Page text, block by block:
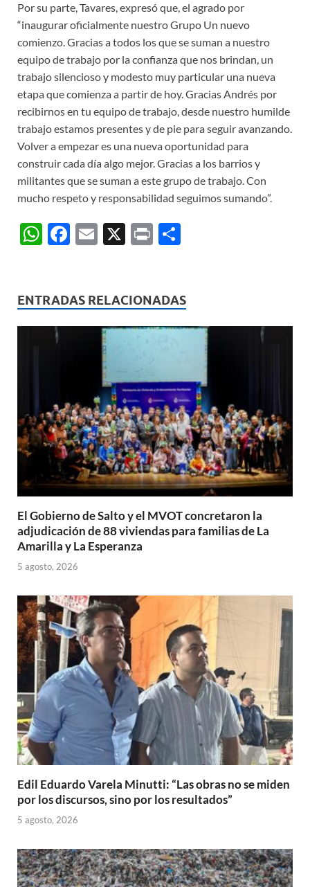
Por su parte, Tavares, expresó que, el agrado por
“inaugurar oficialmente nuestro Grupo Un nuevo
comienzo. Gracias a todos los que se suman a nuestro
equipo de trabajo por la confianza que nos brindan, un
trabajo silencioso y modesto muy particular una nueva
etapa que comienza a partir de hoy. Gracias Andrés por
recibirnos en tu equipo de trabajo, desde nuestro humilde
trabajo estamos presentes y de pie para seguir avanzando.
Volver a empezar es una nueva oportunidad para
construir cada día algo mejor. Gracias a los barrios y
militantes que se suman a este grupo de trabajo. Con
mucho respeto y responsabilidad seguimos sumando”.
W
s
A
F
b
o
E
X
P
p
ar
ENTRADAS RELACIONADAS
El Gobierno de Salto y el MVOT concretaron la
adjudicación de 88 viviendas para familias de La
Amarilla y La Esperanza
5 agosto, 2026
Edil Eduardo Varela Minutti: “Las obras no se miden
por los discursos, sino por los resultados”
5 agosto, 2026